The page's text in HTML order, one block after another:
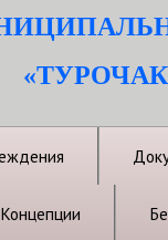
Концепции